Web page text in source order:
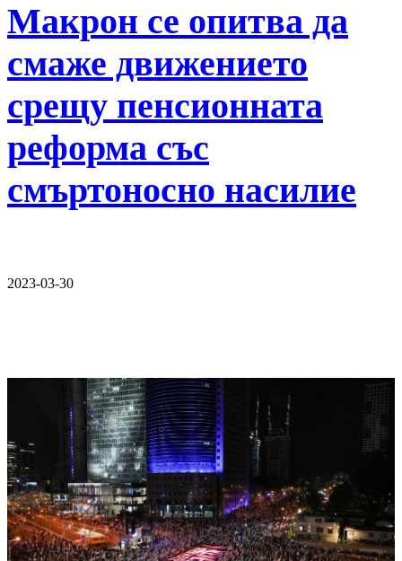
Макрон се опитва да
смаже движението
срещу пенсионната
реформа със
смъртоносно насилие
2023-03-30